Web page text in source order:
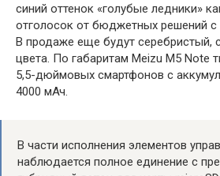
синий оттенок «голубые ледники»
отголосок от бюджетных решений с
В продаже еще будут серебристый,
цвета. По габаритам Meizu M5 Note
5,5-дюймовых смартфонов с
4000 мАч.
В части исполнения элементов
наблюдается полное единение с